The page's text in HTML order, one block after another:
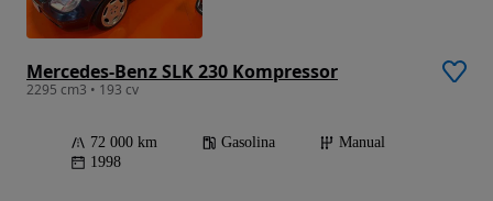
Mercedes-Benz SLK 230 Kompressor
2295 cm3 • 193 cv
72 000 km Gasolina
Manual
1998